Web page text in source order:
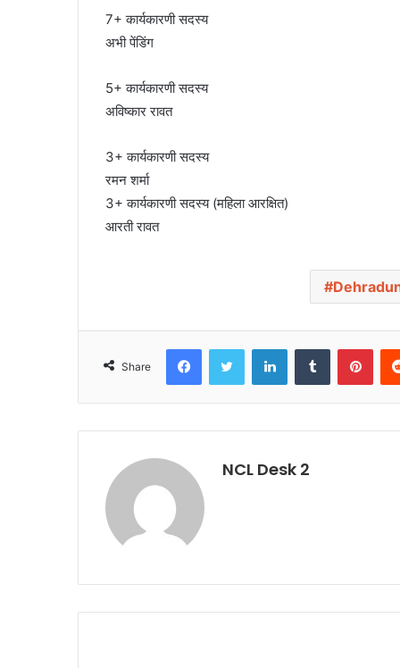
7+ कार्यकारणी सदस्य
अभी पेंडिंग
5+ कार्यकारणी सदस्य
अविष्कार रावत
3+ कार्यकारणी सदस्य
रमन शर्मा
3+ कार्यकारणी सदस्य (महिला आरक्षित)
आरती रावत
Share
NCL Desk 2